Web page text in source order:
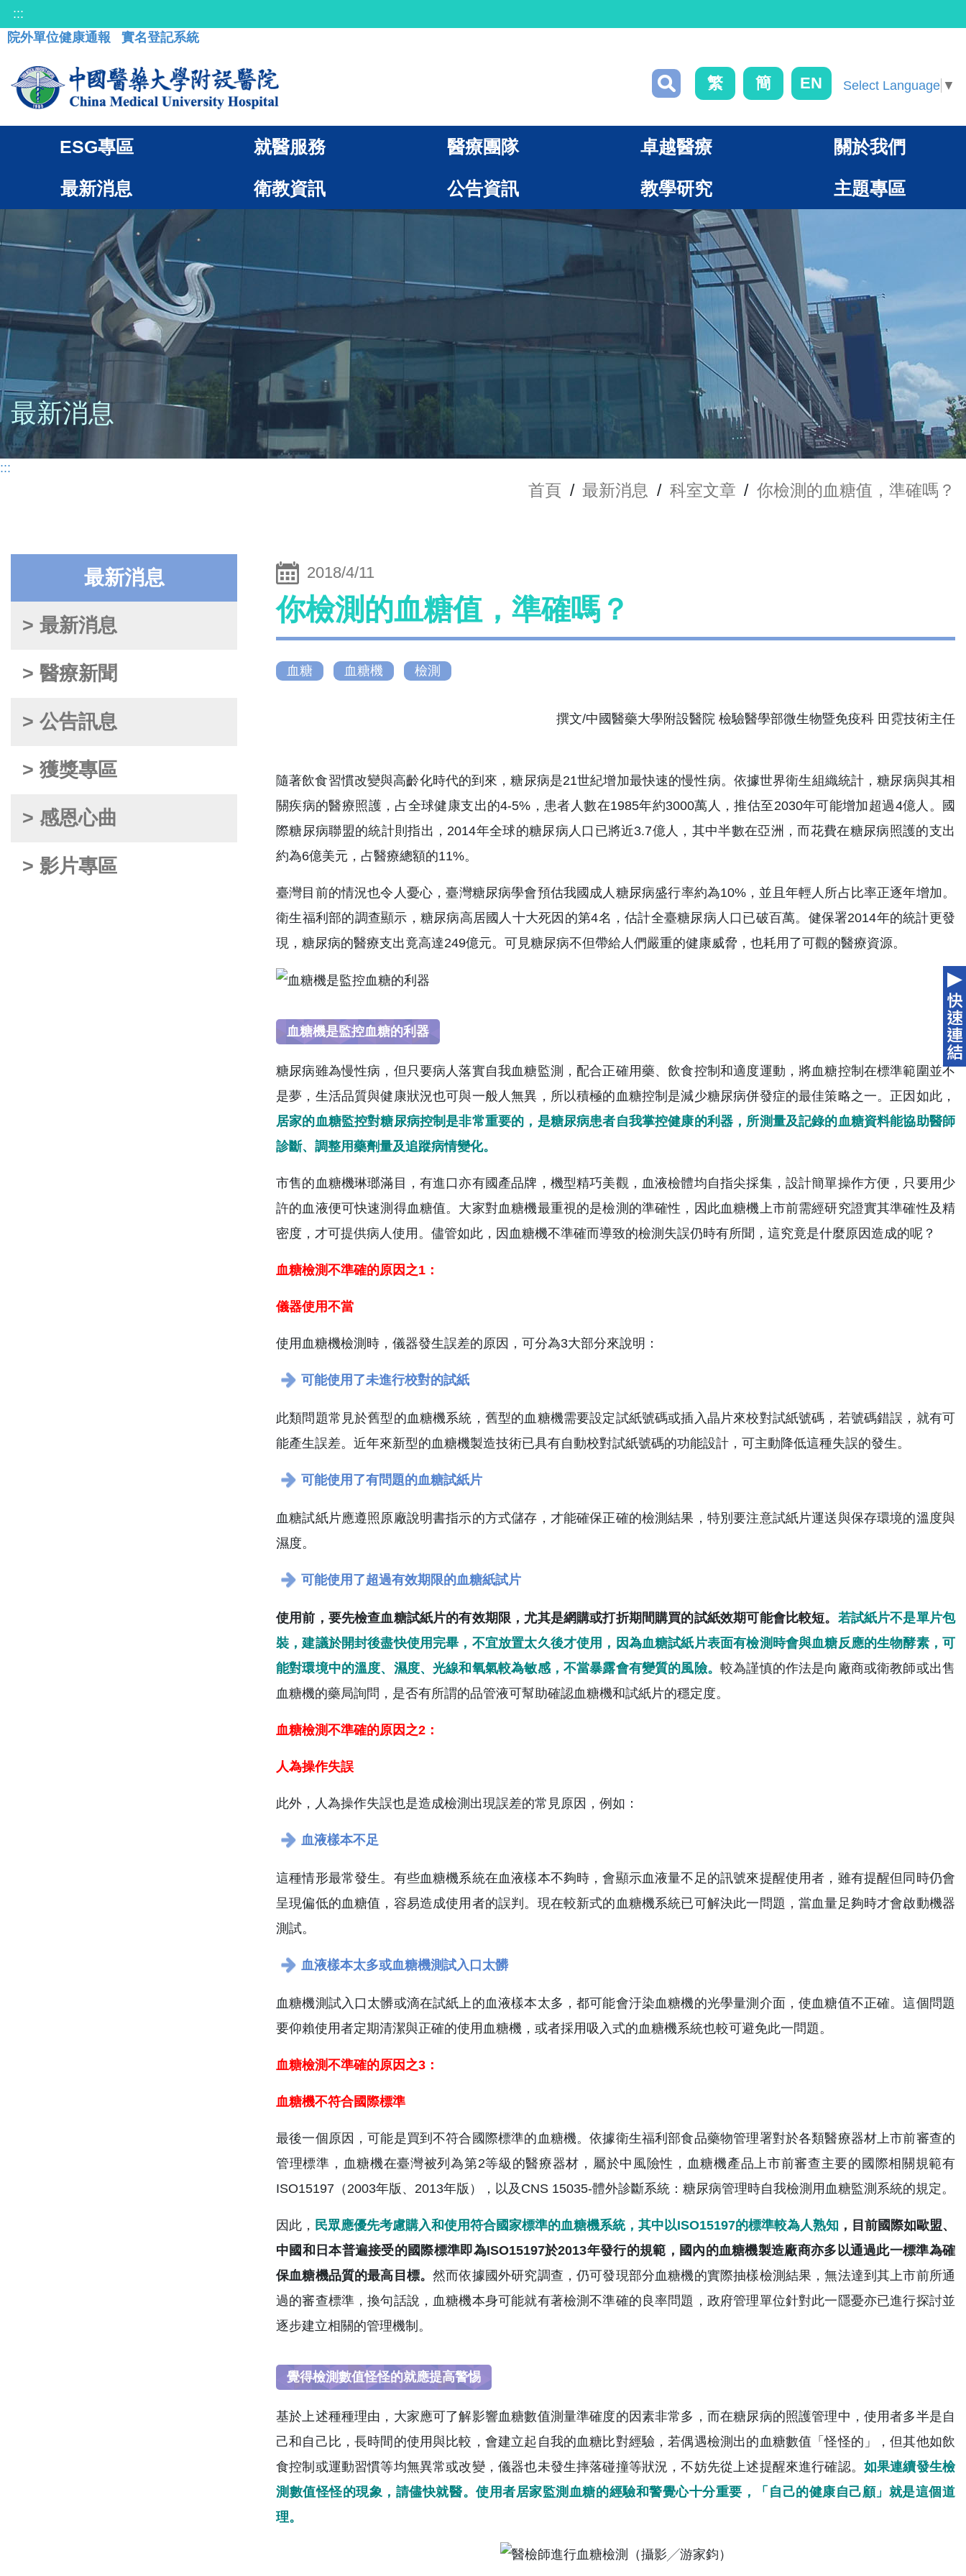
:::
院外單位健康通報
實名登記系統
繁 簡 EN Select Language ▼
ESG專區 就醫服務 醫療團隊 卓越醫療 關於我們
最新消息 衛教資訊 公告資訊 教學研究 主題專區
最新消息
:::
首頁 / 最新消息 / 科室文章 / 你檢測的血糖值，準確嗎？
最新消息
> 最新消息
> 醫療新聞
> 公告訊息
> 獲獎專區
> 感恩心曲
> 影片專區
2018/4/11
你檢測的血糖值，準確嗎？
血糖 血糖機 檢測
撰文/中國醫藥大學附設醫院 檢驗醫學部微生物暨免疫科 田霓技術主任
隨著飲食習慣改變與高齡化時代的到來，糖尿病是21世紀增加最快速的慢性病。依據世界衛生組織統計，糖尿病與其相
關疾病的醫療照護，占全球健康支出的4-5%，患者人數在1985年約3000萬人，推估至2030年可能增加超過4億人。國
際糖尿病聯盟的統計則指出，2014年全球的糖尿病人口已將近3.7億人，其中半數在亞洲，而花費在糖尿病照護的支出
約為6億美元，占醫療總額的11%。
臺灣目前的情況也令人憂心，臺灣糖尿病學會預估我國成人糖尿病盛行率約為10%，並且年輕人所占比率正逐年增加。
衛生福利部的調查顯示，糖尿病高居國人十大死因的第4名，估計全臺糖尿病人口已破百萬。健保署2014年的統計更發
現，糖尿病的醫療支出竟高達249億元。可見糖尿病不但帶給人們嚴重的健康威脅，也耗用了可觀的醫療資源。
血糖機是監控血糖的利器
糖尿病雖為慢性病，但只要病人落實自我血糖監測，配合正確用藥、飲食控制和適度運動，將血糖控制在標準範圍並不
是夢，生活品質與健康狀況也可與一般人無異，所以積極的血糖控制是減少糖尿病併發症的最佳策略之一。正因如此，
居家的血糖監控對糖尿病控制是非常重要的，是糖尿病患者自我掌控健康的利器，所測量及記錄的血糖資料能協助醫師
診斷、調整用藥劑量及追蹤病情變化。
市售的血糖機琳瑯滿目，有進口亦有國產品牌，機型精巧美觀，血液檢體均自指尖採集，設計簡單操作方便，只要用少
許的血液便可快速測得血糖值。大家對血糖機最重視的是檢測的準確性，因此血糖機上市前需經研究證實其準確性及精
密度，才可提供病人使用。儘管如此，因血糖機不準確而導致的檢測失誤仍時有所聞，這究竟是什麼原因造成的呢？
血糖檢測不準確的原因之1：
儀器使用不當
使用血糖機檢測時，儀器發生誤差的原因，可分為3大部分來說明：
可能使用了未進行校對的試紙
此類問題常見於舊型的血糖機系統，舊型的血糖機需要設定試紙號碼或插入晶片來校對試紙號碼，若號碼錯誤，就有可
能產生誤差。近年來新型的血糖機製造技術已具有自動校對試紙號碼的功能設計，可主動降低這種失誤的發生。
可能使用了有問題的血糖試紙片
血糖試紙片應遵照原廠說明書指示的方式儲存，才能確保正確的檢測結果，特別要注意試紙片運送與保存環境的溫度與
濕度。
可能使用了超過有效期限的血糖紙試片
使用前，要先檢查血糖試紙片的有效期限，尤其是網購或打折期間購買的試紙效期可能會比較短。 若試紙片不是單片包
裝，建議於開封後盡快使用完畢，不宜放置太久後才使用，因為血糖試紙片表面有檢測時會與血糖反應的生物酵素，可
能對環境中的溫度、濕度、光線和氧氣較為敏感，不當暴露會有變質的風險。 較為謹慎的作法是向廠商或衛教師或出售
血糖機的藥局詢問，是否有所謂的品管液可幫助確認血糖機和試紙片的穩定度。
血糖檢測不準確的原因之2：
人為操作失誤
此外，人為操作失誤也是造成檢測出現誤差的常見原因，例如：
血液樣本不足
這種情形最常發生。有些血糖機系統在血液樣本不夠時，會顯示血液量不足的訊號來提醒使用者，雖有提醒但同時仍會
呈現偏低的血糖值，容易造成使用者的誤判。現在較新式的血糖機系統已可解決此一問題，當血量足夠時才會啟動機器
測試。
血液樣本太多或血糖機測試入口太髒
血糖機測試入口太髒或滴在試紙上的血液樣本太多，都可能會汙染血糖機的光學量測介面，使血糖值不正確。這個問題
要仰賴使用者定期清潔與正確的使用血糖機，或者採用吸入式的血糖機系統也較可避免此一問題。
血糖檢測不準確的原因之3：
血糖機不符合國際標準
最後一個原因，可能是買到不符合國際標準的血糖機。依據衛生福利部食品藥物管理署對於各類醫療器材上市前審查的
管理標準，血糖機在臺灣被列為第2等級的醫療器材，屬於中風險性，血糖機產品上市前審查主要的國際相關規範有
ISO15197（2003年版、2013年版），以及CNS 15035-體外診斷系統：糖尿病管理時自我檢測用血糖監測系統的規定。
因此， 民眾應優先考慮購入和使用符合國家標準的血糖機系統，其中以ISO15197的標準較為人熟知 ，目前國際如歐盟、
中國和日本普遍接受的國際標準即為ISO15197於2013年發行的規範，國內的血糖機製造廠商亦多以通過此一標準為確
保血糖機品質的最高目標。然而依據國外研究調查，仍可發現部分血糖機的實際抽樣檢測結果，無法達到其上市前所通
過的審查標準，換句話說，血糖機本身可能就有著檢測不準確的良率問題，政府管理單位針對此一隱憂亦已進行探討並
逐步建立相關的管理機制。
覺得檢測數值怪怪的就應提高警惕
基於上述種種理由，大家應可了解影響血糖數值測量準確度的因素非常多，而在糖尿病的照護管理中，使用者多半是自
己和自己比，長時間的使用與比較，會建立起自我的血糖比對經驗，若偶遇檢測出的血糖數值「怪怪的」，但其他如飲
食控制或運動習慣等均無異常或改變，儀器也未發生摔落碰撞等狀況，不妨先從上述提醒來進行確認。 如果連續發生檢
測數值怪怪的現象，請儘快就醫。使用者居家監測血糖的經驗和警覺心十分重要，「自己的健康自己顧」就是這個道
理。